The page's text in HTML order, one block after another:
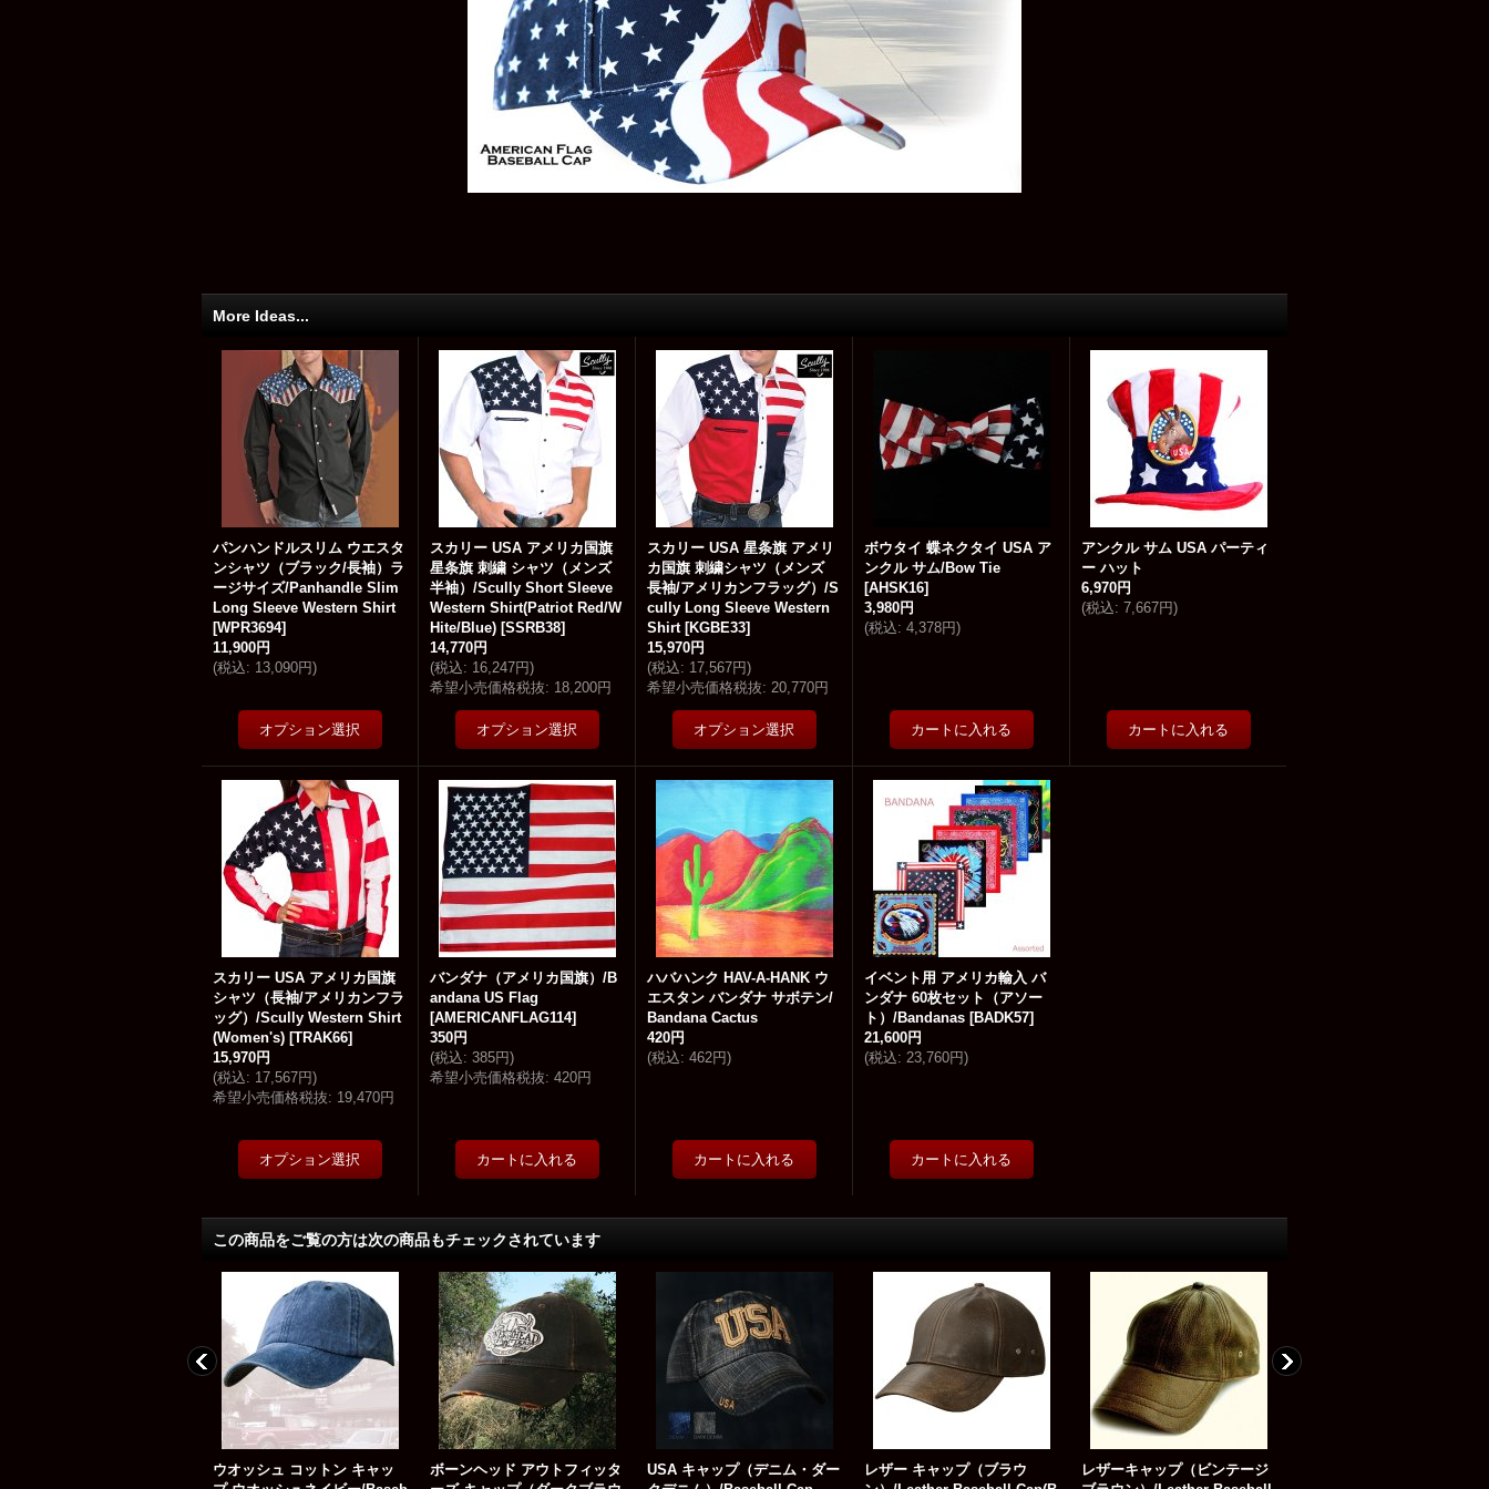
More Ideas...
パンハンドルスリム ウエスタ
ンシャツ（ブラック/長袖）ラ
ージサイズ/Panhandle Slim
Long Sleeve Western Shirt
[WPR3694]
11,900円
(税込: 13,090円)
スカリー USA アメリカ国旗
星条旗 刺繍 シャツ（メンズ
半袖）/Scully Short Sleeve
Western Shirt(Patriot Red/W
Hite/Blue) [SSRB38]
14,770円
(税込: 16,247円)
希望小売価格税抜: 18,200円
スカリー USA 星条旗 アメリ
カ国旗 刺繍シャツ（メンズ
長袖/アメリカンフラッグ）/S
cully Long Sleeve Western
Shirt [KGBE33]
15,970円
(税込: 17,567円)
希望小売価格税抜: 20,770円
ボウタイ 蝶ネクタイ USA ア
ンクル サム/Bow Tie
[AHSK16]
3,980円
(税込: 4,378円)
アンクル サム USA パーティ
ー ハット
6,970円
(税込: 7,667円)
スカリー USA アメリカ国旗
シャツ（長袖/アメリカンフラ
ッグ）/Scully Western Shirt
(Women's) [TRAK66]
15,970円
(税込: 17,567円)
希望小売価格税抜: 19,470円
バンダナ（アメリカ国旗）/B
andana US Flag
[AMERICANFLAG114]
350円
(税込: 385円)
希望小売価格税抜: 420円
ハバハンク HAV-A-HANK ウ
エスタン バンダナ サボテン/
Bandana Cactus
420円
(税込: 462円)
イベント用 アメリカ輸入 バ
ンダナ 60枚セット（アソー
ト）/Bandanas [BADK57]
21,600円
(税込: 23,760円)
この商品をご覧の方は次の商品もチェックされています
ウオッシュ コットン キャッ
ボーンヘッド アウトフィッタ
USA キャップ（デニム・ダー
レザー キャップ（ブラウ
レザーキャップ（ビンテージ